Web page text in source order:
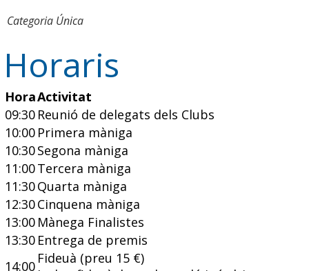
Categoria Única
Horaris
HoraActivitat
09:30 Reunió de delegats dels Clubs
10:00 Primera màniga
10:30Segona màniga
11:00Tercera màniga
11:30Quarta màniga
12:30Cinquena màniga
13:00 Mànega Finalistes
13:30 Entrega de premis
14:00 Fideuà (preu 15 €)